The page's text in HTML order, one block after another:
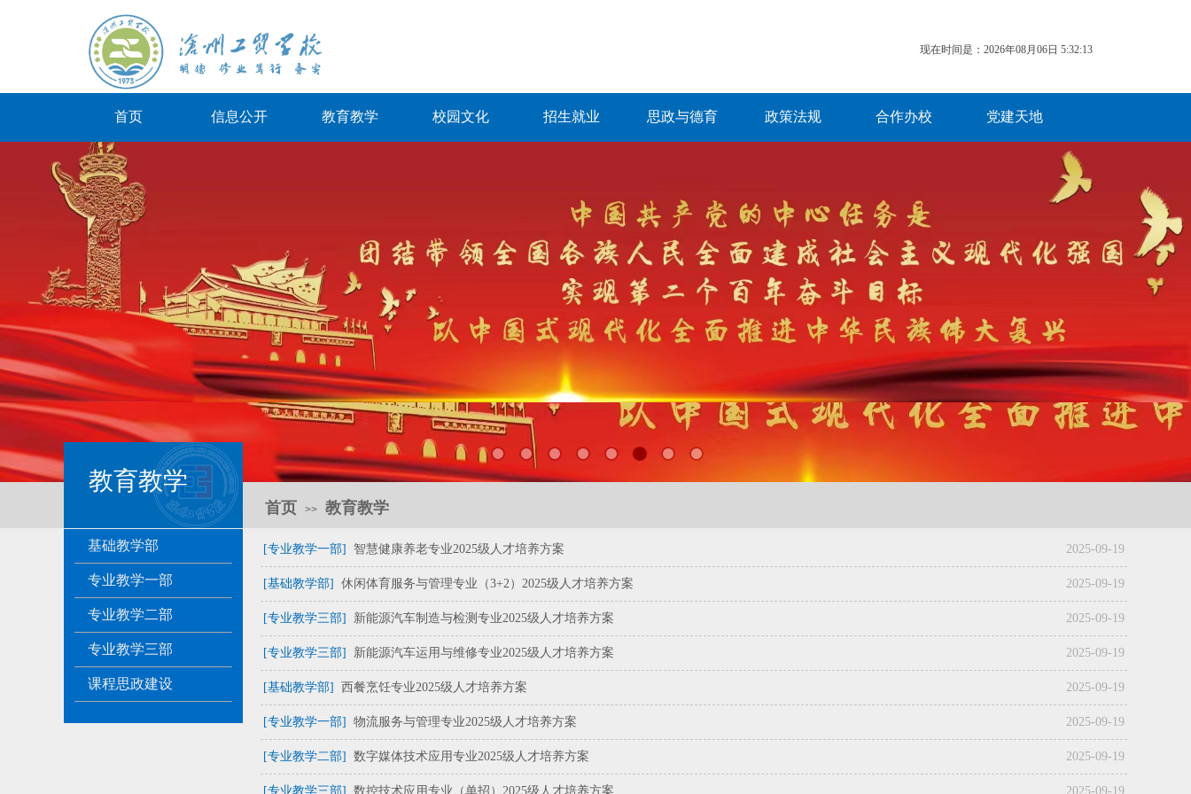
现在时间是：2026年08月06日 5:32:13
首页 信息公开 教育教学 校园文化 招生就业 思政与德育 政策法规 合作办校 党建天地
教育教学
[专业教学一部] 智慧健康养老专业2025级人才培养方案 2025-09-19
[基础教学部] 休闲体育服务与管理专业（3+2）2025级人才培养方案 2025-09-19
[专业教学三部] 新能源汽车制造与检测专业2025级人才培养方案 2025-09-19
[专业教学三部] 新能源汽车运用与维修专业2025级人才培养方案 2025-09-19
[基础教学部] 西餐烹饪专业2025级人才培养方案 2025-09-19
[专业教学一部] 物流服务与管理专业2025级人才培养方案 2025-09-19
[专业教学二部] 数字媒体技术应用专业2025级人才培养方案 2025-09-19
[专业教学三部] 数控技术应用专业（单招）2025级人才培养方案 2025-09-19
基础教学部
专业教学一部
专业教学二部
专业教学三部
课程思政建设
首页 >> 教育教学